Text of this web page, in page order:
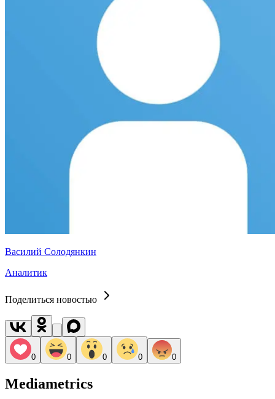
Василий Солодянкин
Аналитик
Поделиться новостью
0 0 0 0 0
Mediametrics